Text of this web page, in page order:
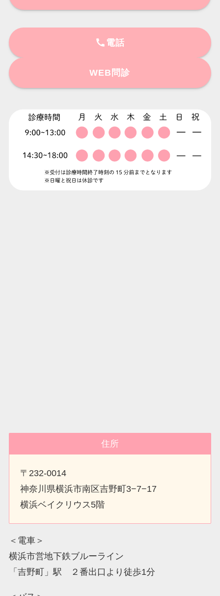
電話
WEB問診
住所
〒232-0014
神奈川県横浜市南区吉野町3−7−17
横浜ベイクリウス5階
＜電車＞
横浜市営地下鉄ブルーライン
「吉野町」駅 ２番出口より徒歩1分